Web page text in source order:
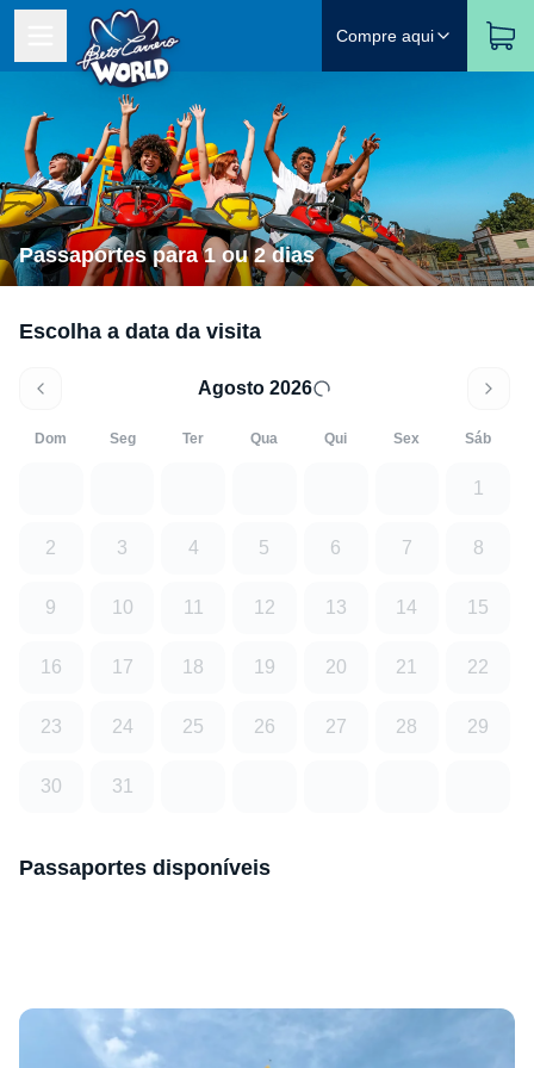
Compre aqui
Passaportes para 1 ou 2 dias
Escolha a data da visita
Agosto 2026
Dom Seg Ter Qua Qui Sex Sáb
1
2 3 4 5 6 7 8
9 10 11 12 13 14 15
16 17 18 19 20 21 22
23 24 25 26 27 28 29
30 31
Passaportes disponíveis